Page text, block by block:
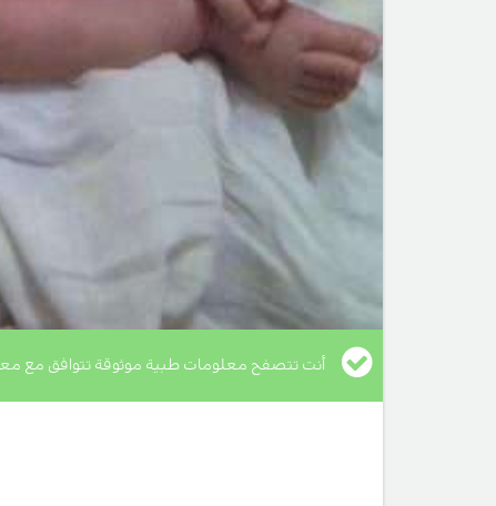
أنت تتصفح معلومات طبية موثوقة تتوافق مع